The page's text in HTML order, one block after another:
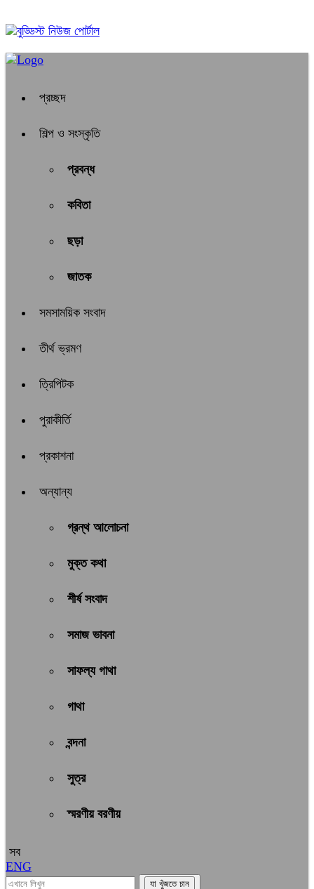
প্রচ্ছদ
শিল্প ও সংস্কৃতি
প্রবন্ধ
কবিতা
ছড়া
জাতক
সমসাময়িক সংবাদ
তীর্থ ভ্রমণ
ত্রিপিটক
পুরাকীর্তি
প্রকাশনা
অন্যান্য
গ্রন্থ আলোচনা
মুক্ত কথা
শীর্ষ সংবাদ
সমাজ ভাবনা
সাফল্য গাথা
গাথা
বন্দনা
সুত্র
স্মরণীয় বরণীয়
সব
ENG